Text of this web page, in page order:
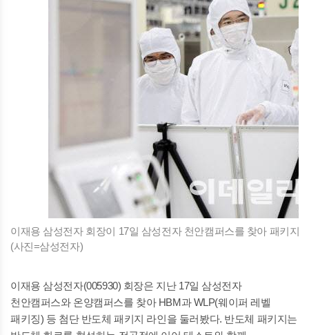
이재용 삼성전자 회장이 17일 삼성전자 천안캠퍼스를 찾아 패키지
(사진=삼성전자)
이재용 삼성전자(005930) 회장은 지난 17일 삼성전자
천안캠퍼스와 온양캠퍼스를 찾아 HBM과 WLP(웨이퍼 레벨
패키징) 등 첨단 반도체 패키지 라인을 둘러봤다. 반도체 패키지는